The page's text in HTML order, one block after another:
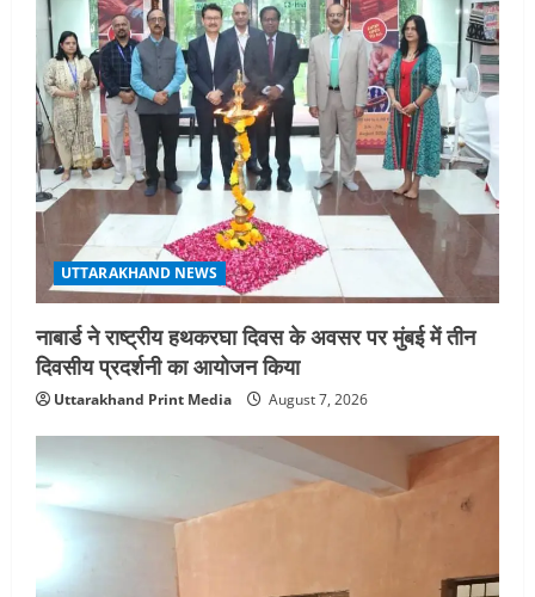
UTTARAKHAND NEWS
नाबार्ड ने राष्ट्रीय हथकरघा दिवस के अवसर पर मुंबई में तीन
दिवसीय प्रदर्शनी का आयोजन किया
Uttarakhand Print Media August 7, 2026